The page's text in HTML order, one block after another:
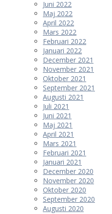
Juni 2022
Maj 2022
April 2022
Mars 2022
Februari 2022
Januari 2022
December 2021
November 2021
Oktober 2021
September 2021
Augusti 2021
Juli 2021
Juni 2021
Maj 2021
April 2021
Mars 2021
Februari 2021
Januari 2021
December 2020
November 2020
Oktober 2020
September 2020
Augusti 2020